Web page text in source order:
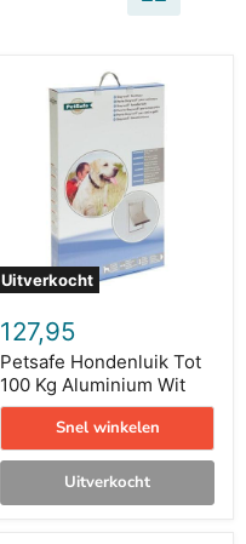
Uitverkocht
Hondenluik
Aluminium
127,95
Petsafe Hondenluik Tot
100 Kg Aluminium Wit
Snel winkelen
Uitverkocht